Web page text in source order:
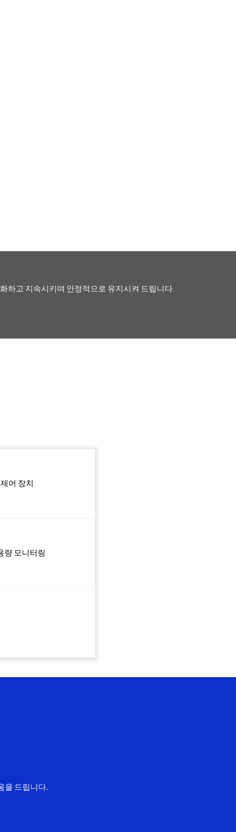
하고 지속시키며 안정적으로 유지시켜 드립니다.
어 장치
량 모니터링
을 드립니다.